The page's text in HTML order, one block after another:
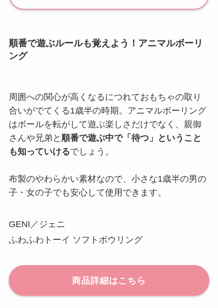
順番で遊ぶルールも覚えよう！アニマルボーリ
ング
周囲への関心が高くなるにつれておもちゃの取り
合いがでてくる1歳半の時期。アニマルボーリング
はボールを転がして遊ぶ楽しさだけでなく、親御
さんや兄弟と 順番で遊ぶ中で「待つ」ということ
も知っていけるでしょう。
布製のやわらかい素材なので、小さな1歳半の男の
子・女の子でも安心して使用できます。
GENI／ジェニ
ふわふわトーイ ソフトボウリング
商品詳細はこちら